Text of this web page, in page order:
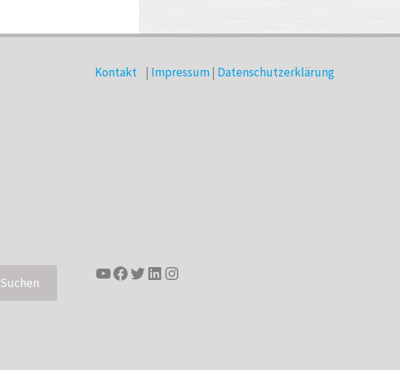
Kontakt| Impressum| Datenschutzerklärung
Suchen YouTube
Facebook
Twitter
LinkedIn
Instagram